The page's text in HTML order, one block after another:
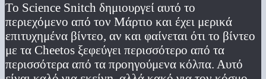
Το Science Snitch δημιουργεί αυτό το
περιεχόμενο από τον Μάρτιο και έχει μερικά
επιτυχημένα βίντεο, αν και φαίνεται ότι το βίντεο
με τα Cheetos ξεφεύγει περισσότερο από τα
περισσότερα από τα προηγούμενα κόλπα. Αυτό